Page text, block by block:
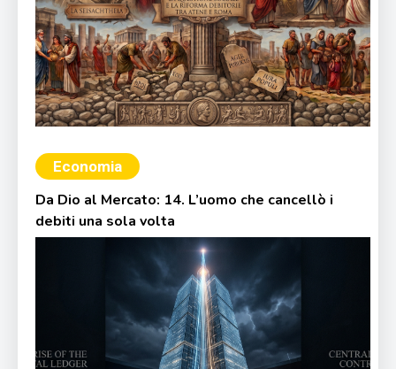
Economia
Da Dio al Mercato: 14. L’uomo che cancellò i
debiti una sola volta